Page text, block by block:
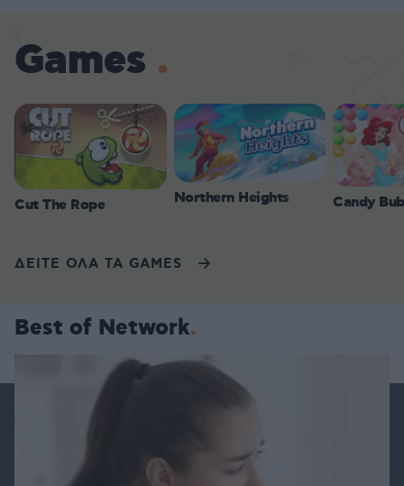
Games
Cut The Rope Northern Heights Candy
ΔΕΙΤΕ ΟΛΑ ΤΑ GAMES
Best of Network